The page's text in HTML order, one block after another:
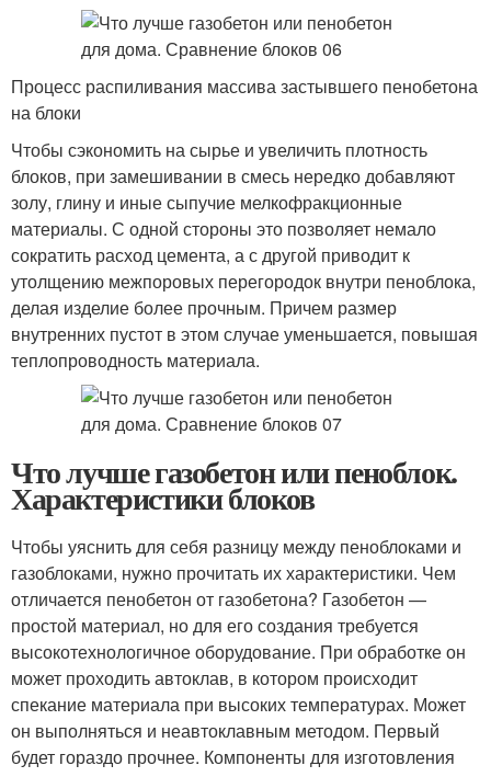
Процесс распиливания массива застывшего пенобетона
на блоки
Чтобы сэкономить на сырье и увеличить плотность
блоков, при замешивании в смесь нередко добавляют
золу, глину и иные сыпучие мелкофракционные
материалы. С одной стороны это позволяет немало
сократить расход цемента, а с другой приводит к
утолщению межпоровых перегородок внутри пеноблока,
делая изделие более прочным. Причем размер
внутренних пустот в этом случае уменьшается, повышая
теплопроводность материала.
Что лучше газобетон или пеноблок.
Характеристики блоков
Чтобы уяснить для себя разницу между пеноблоками и
газоблоками, нужно прочитать их характеристики. Чем
отличается пенобетон от газобетона? Газобетон —
простой материал, но для его создания требуется
высокотехнологичное оборудование. При обработке он
может проходить автоклав, в котором происходит
спекание материала при высоких температурах. Может
он выполняться и неавтоклавным методом. Первый
будет гораздо прочнее. Компоненты для изготовления